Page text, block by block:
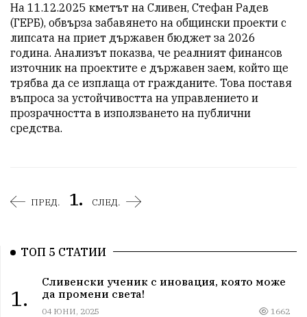
На 11.12.2025 кметът на Сливен, Стефан Радев
(ГЕРБ), обвърза забавянето на общински проекти с
липсата на приет държавен бюджет за 2026
година. Анализът показва, че реалният финансов
източник на проектите е държавен заем, който ще
трябва да се изплаща от гражданите. Това поставя
въпроса за устойчивостта на управлението и
прозрачността в използването на публични
средства.
ПРЕД. 1. СЛЕД.
ТОП 5 СТАТИИ
1.
Сливенски ученик с иновация, която може
да промени света!
04 ЮНИ, 2025 1662